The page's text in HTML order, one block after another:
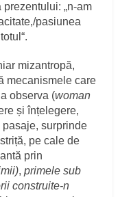
„n-am
pasiunea
mizantropă,
mecanismele care
observa (woman
și înțelegere,
surprinde
pe cale de
prin
,primele sub
construite-n